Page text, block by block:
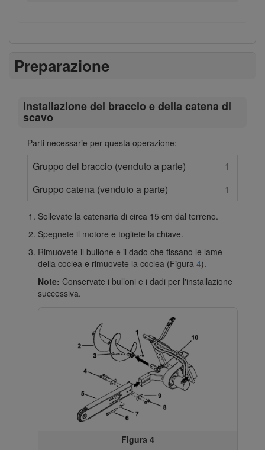
Preparazione
Installazione del braccio e della catena di
scavo
Parti necessarie per questa operazione:
Gruppo del braccio (venduto a parte)
1
Gruppo catena (venduto a parte)
1
Sollevate la catenaria di circa 15 cm dal terreno.
Spegnete il motore e togliete la chiave.
Rimuovete il bullone e il dado che fissano le lame
della coclea e rimuovete la coclea (Figura 4).
Note: Conservate i bulloni e i dadi per l'installazione
successiva.
Figura 4